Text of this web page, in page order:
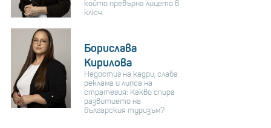
който превърна лицето в
ключ
Борислава
Кирилова
Недостиг на кадри, слаба
реклама и липса на
стратегия: Какво спира
развитието на
българския туризъм?